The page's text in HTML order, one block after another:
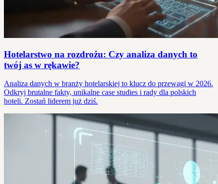
Hotelarstwo na rozdrożu: Czy analiza danych to
twój as w rękawie?
Analiza danych w branży hotelarskiej to klucz do przewagi w 2026.
Odkryj brutalne fakty, unikalne case studies i rady dla polskich
hoteli. Zostań liderem już dziś.